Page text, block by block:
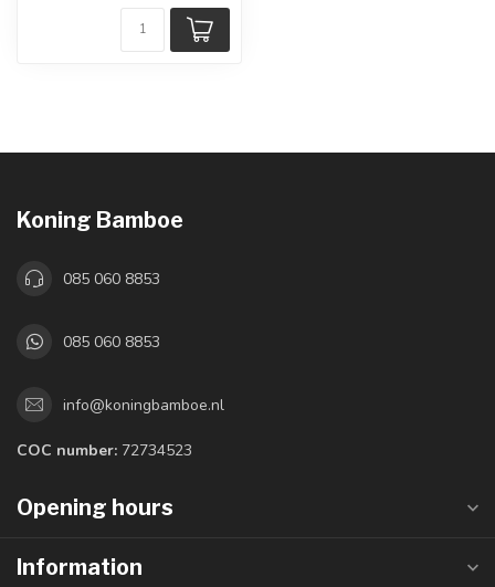
Koning Bamboe
085 060 8853
085 060 8853
info@koningbamboe.nl
COC number: 72734523
Opening hours
Information